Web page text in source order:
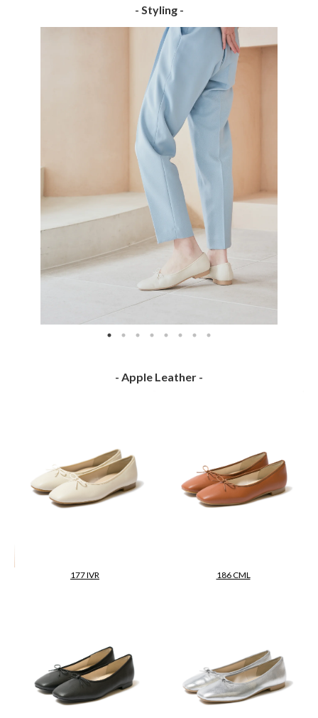
- Styling -
- Apple Leather -
177 IVR 186 CML